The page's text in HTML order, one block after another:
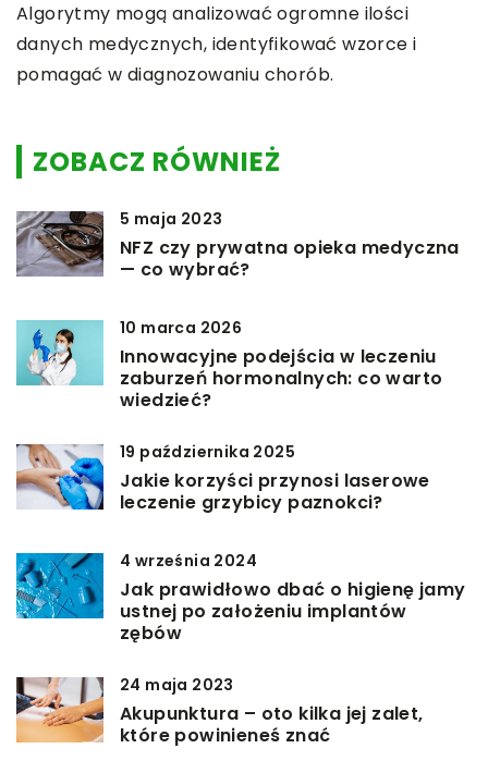
Algorytmy mogą analizować ogromne ilości
danych medycznych, identyfikować wzorce i
pomagać w diagnozowaniu chorób.
ZOBACZ RÓWNIEŻ
5 maja 2023
NFZ czy prywatna opieka medyczna
— co wybrać?
10 marca 2026
Innowacyjne podejścia w leczeniu
zaburzeń hormonalnych: co warto
wiedzieć?
19 października 2025
Jakie korzyści przynosi laserowe
leczenie grzybicy paznokci?
4 września 2024
Jak prawidłowo dbać o higienę jamy
ustnej po założeniu implantów
zębów
24 maja 2023
Akupunktura – oto kilka jej zalet,
które powinieneś znać